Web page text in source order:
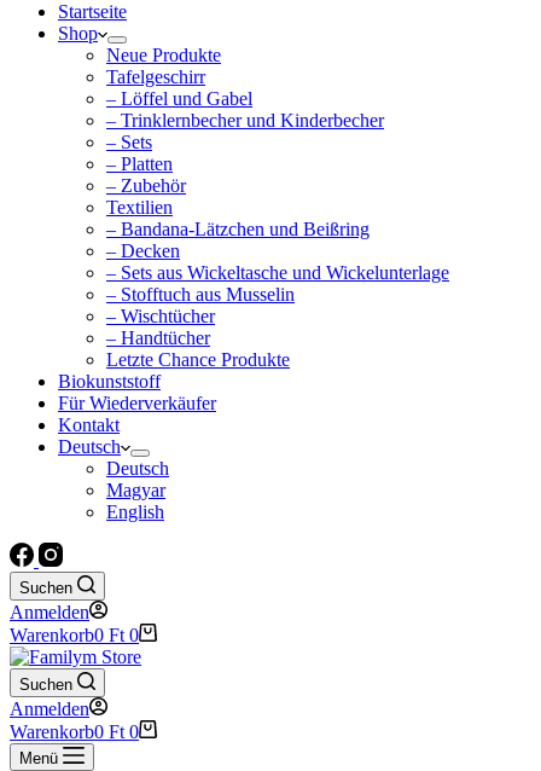
Startseite
Shop
Neue Produkte
Tafelgeschirr
– Löffel und Gabel
– Trinklernbecher und Kinderbecher
– Sets
– Platten
– Zubehör
Textilien
– Bandana-Lätzchen und Beißring
– Decken
– Sets aus Wickeltasche und Wickelunterlage
– Stofftuch aus Musselin
– Wischtücher
– Handtücher
Letzte Chance Produkte
Biokunststoff
Für Wiederverkäufer
Kontakt
Deutsch
Deutsch
Magyar
English
Suchen
Anmelden
Warenkorb0 Ft 0
Suchen
Anmelden
Warenkorb0 Ft 0
Menü